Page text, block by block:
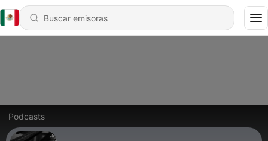
Podcasts